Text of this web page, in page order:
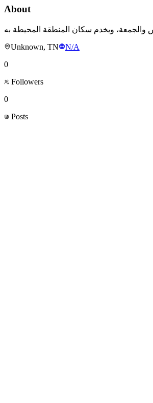
About
Unknown, TN
N/A
0
Followers
0
Posts